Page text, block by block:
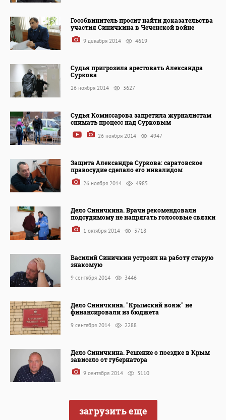
Гособвинитель просит найти доказательства
участия Синичкина в Чеченской войне
9 декабря 2014 4619
Судья пригрозила арестовать Александра
Суркова
26 ноября 2014 3627
Судья Комиссарова запретила журналистам
снимать процесс над Сурковым
26 ноября 2014 4947
Защита Александра Суркова: саратовское
правосудие сделало его инвалидом
26 ноября 2014 4985
Дело Синичкина. Врачи рекомендовали
подсудимому не напрягать голосовые связки
1 октября 2014 3718
Василий Синичкин устроил на работу старую
знакомую
9 сентября 2014 3446
Дело Синичкина. "Крымский вояж" не
финансировали из бюджета
9 сентября 2014 2288
Дело Синичкина. Решение о поездке в Крым
зависело от губернатора
9 сентября 2014 3110
загрузить еще